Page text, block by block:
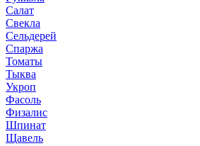
Салат
Свекла
Сельдерей
Спаржа
Томаты
Тыква
Укроп
Фасоль
Физалис
Шпинат
Щавель